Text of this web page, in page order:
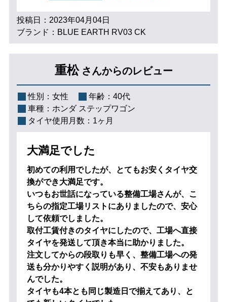
投稿日：2023年04月04日
ブランド：BLUE EARTH RV03 CK
重松 さんからのレビュー
性別： 女性 年齢： 40代
車種： ホンダ ステップワゴン
タイヤ使用月数： 1ヶ月
大満足でした
初めての利用でしたが、とてもお安くタイヤ交
換ができ大満足です。
いつもお世話になっている整備工場さんが、こ
ちらの指定工場リストにありましたので、安心
して依頼でしました。
取付工賃付きのタイヤにしたので、工場へ直接
タイヤを発送して頂き本当に助かりました。
注文してからの段取りも早く、整備工場への発
送も分かりやすく説明があり、不安もありませ
んでした。
タイヤも4本とも同じ製造日で揃えてあり、と